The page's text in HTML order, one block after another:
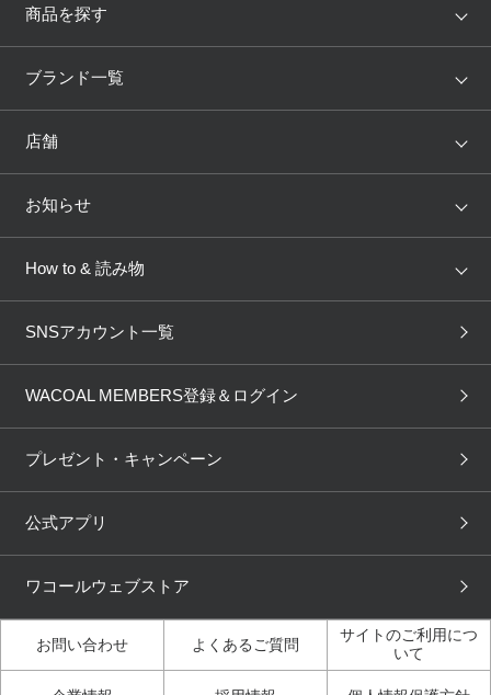
商品を探す
アイテム
トピックス
ブランド一覧
WACOAL
AMPHI une nana cool
OUR WACOAL
WACOAL Remamma Mens Innerwear
Licensed Brands
店舗
店舗を探す
ブラ無料診断
3Dボディスキャン
お知らせ
新着情報
商品回収
ニュース＆トピックス
How to & 読み物
下着の基礎知識
ブラパン ワコールスタイル
大人の工場見学inベトナム
人間科学研究開発センター
見学
方ガイド（マンガ）
3Dボディスキャン体験（マ
SNSアカウント一覧
WACOAL MEMBERS登録＆ログイン
プレゼント・キャンペーン
公式アプリ
ワコールウェブストア
お問い合わせ よくあるご質問
サイトのご利用につ
いて